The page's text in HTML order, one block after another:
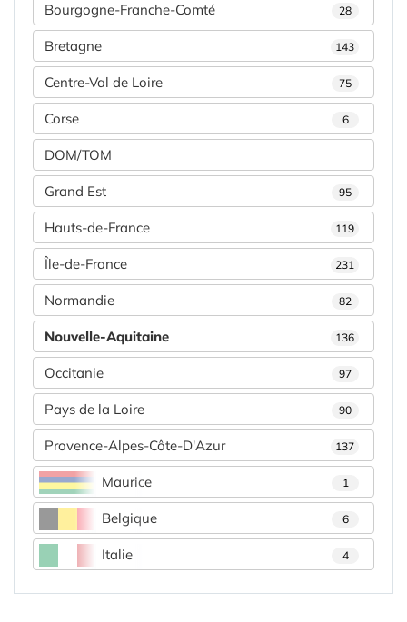
Bourgogne-Franche-Comté 28
Bretagne 143
Centre-Val de Loire 75
Corse 6
DOM/TOM
Grand Est 95
Hauts-de-France 119
Île-de-France 231
Normandie 82
Nouvelle-Aquitaine 136
Occitanie 97
Pays de la Loire 90
Provence-Alpes-Côte-D'Azur 137
Maurice 1
Belgique 6
Italie 4